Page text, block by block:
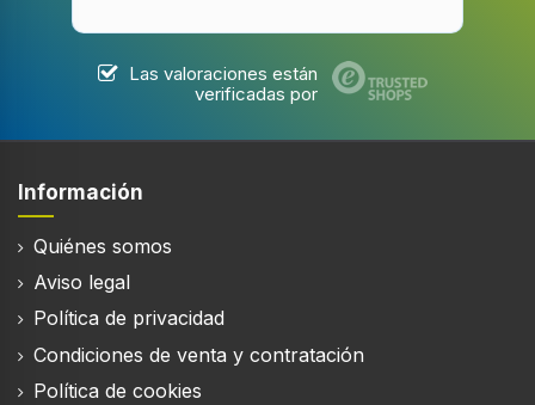
0,55 L
Rectangular
Ergonomía
Filtro lavable
Filtro extraíble
Las valoraciones están
verificadas por
Información
Quiénes somos
Aviso legal
Política de privacidad
Condiciones de venta y contratación
Política de cookies